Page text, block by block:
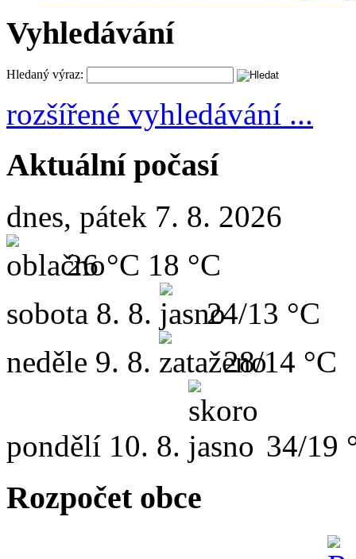
Vyhledávání
Hledaný výraz:
rozšířené vyhledávání ...
Aktuální počasí
dnes, pátek 7. 8. 2026
26 °C 18 °C
sobota 8. 8.
24/13 °C
neděle 9. 8. 28/14 °C
pondělí 10. 8. 34/19
Rozpočet obce